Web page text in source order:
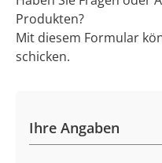
Produkten?
Mit diesem Formular
schicken.
Ihre Angaben